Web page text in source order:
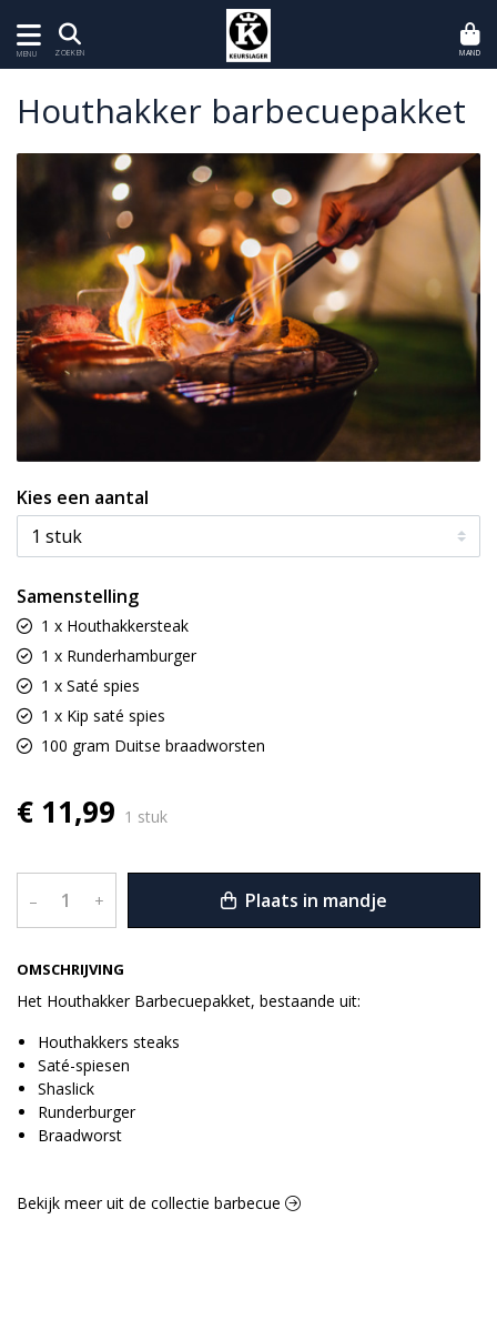
MENU ZOEKEN MAND
OMSCHRIJVING
Het Houthakker Barbecuepakket, bestaande uit:
Houthakkers steaks
Saté-spiesen
Shaslick
Runderburger
Braadworst
Houthakker barbecuepakket
Kies een aantal
Samenstelling
1 x Houthakkersteak
1 x Runderhamburger
1 x Saté spies
1 x Kip saté spies
100 gram Duitse braadworsten
€ 11,99 1 stuk
– + Plaats in mandje
Bekijk meer uit de collectie barbecue